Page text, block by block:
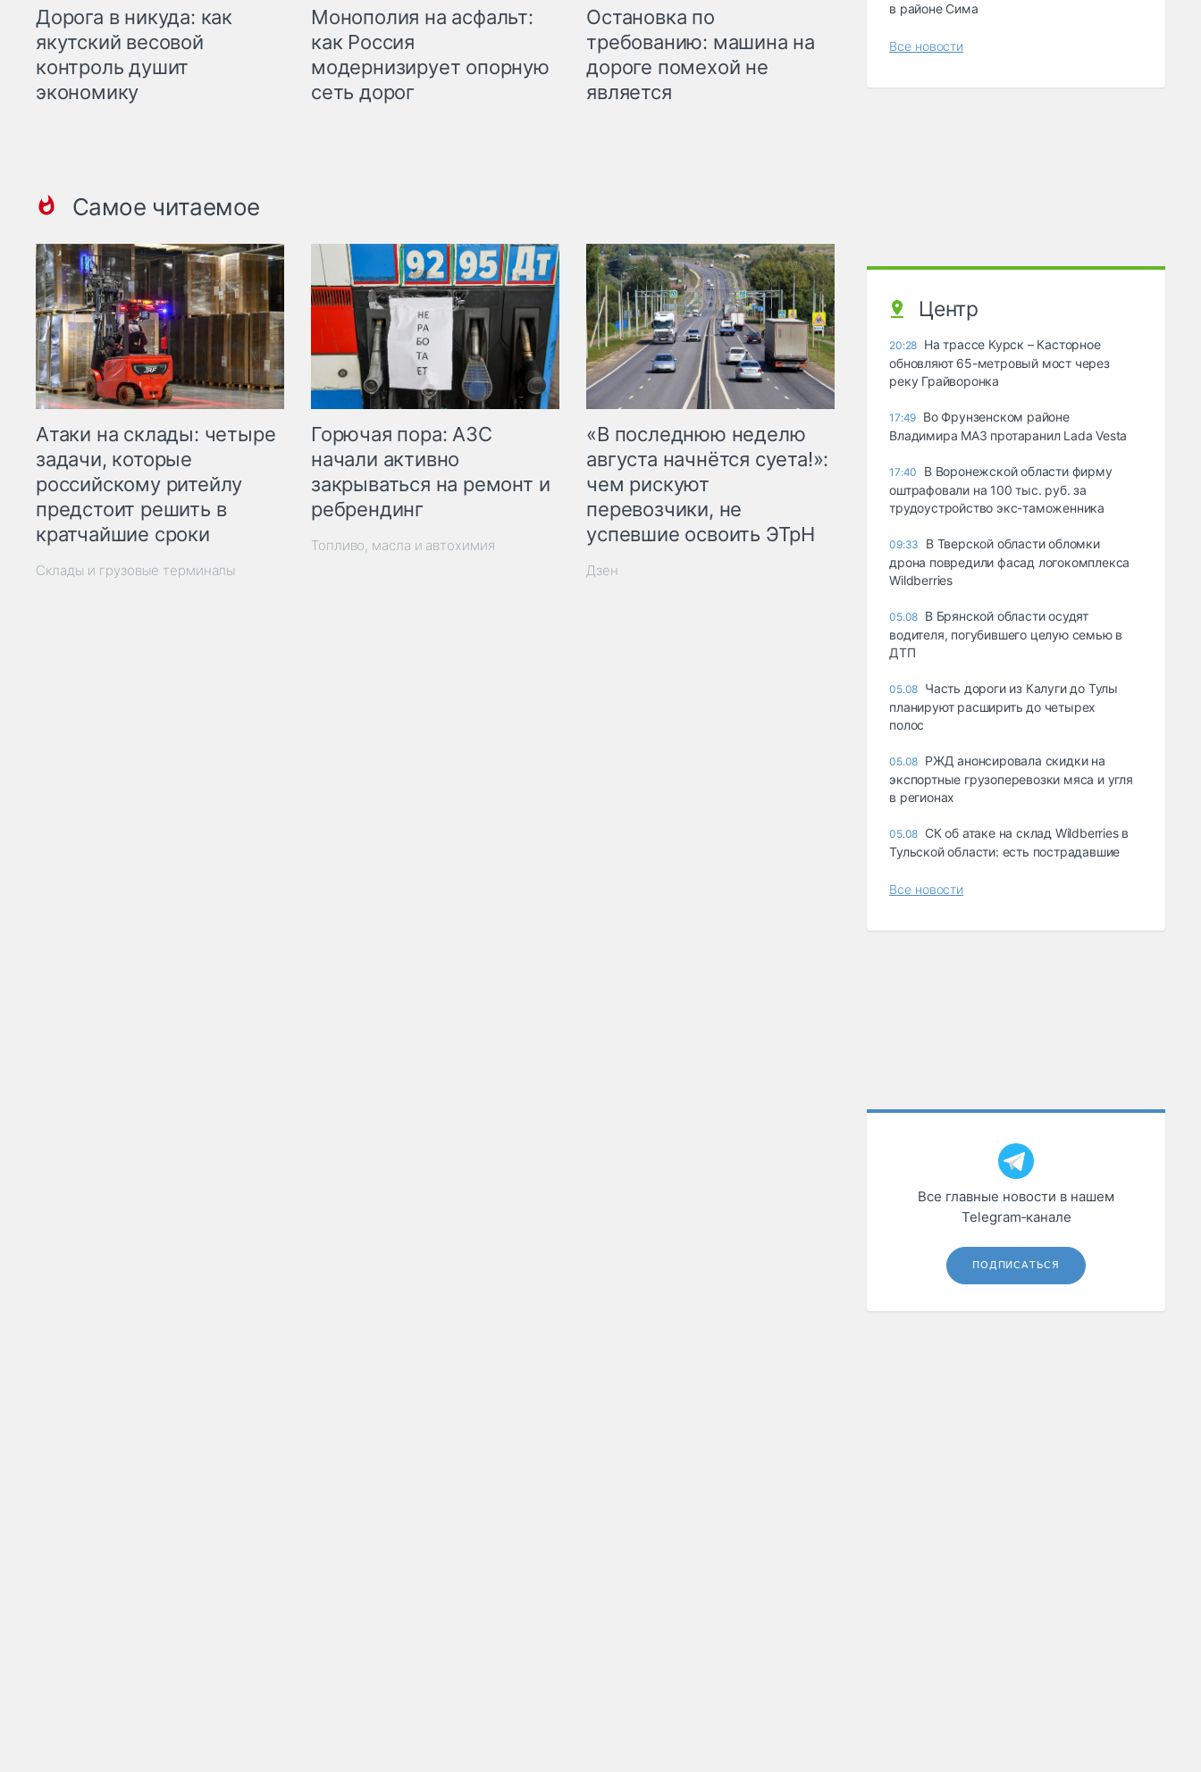
Дорога в никуда: как
якутский весовой
контроль душит
экономику
Монополия на асфальт:
как Россия
модернизирует опорную
сеть дорог
Остановка по
требованию: машина на
дороге помехой не
является
Самое читаемое
Атаки на склады: четыре
задачи, которые
российскому ритейлу
предстоит решить в
кратчайшие сроки
Склады и грузовые терминалы
Горючая пора: АЗС
начали активно
закрываться на ремонт и
ребрендинг
Топливо, масла и автохимия
«В последнюю неделю
августа начнётся суета!»:
чем рискуют
перевозчики, не
успевшие освоить ЭТрН
Дзен
в районе Сима
Все новости
Центр
20:28 На трассе Курск – Касторное
обновляют 65-метровый мост через
реку Грайворонка
17:49 Во Фрунзенском районе
Владимира МАЗ протаранил Lada Vesta
17:40
В Воронежской области фирму
оштрафовали на 100 тыс. руб. за
трудоустройство экс-таможенника
09:33
В Тверской области обломки
дрона повредили фасад логокомплекса
Wildberries
05.08 В Брянской области осудят
водителя, погубившего целую семью в
ДТП
05.08 Часть дороги из Калуги до Тулы
планируют расширить до четырех
полос
05.08 РЖД анонсировала скидки на
экспортные грузоперевозки мяса и угля
в регионах
05.08 СК об атаке на склад Wildberries в
Тульской области: есть пострадавшие
Все новости
Все главные новости в нашем
Telegram‑канале
ПОДПИСАТЬСЯ